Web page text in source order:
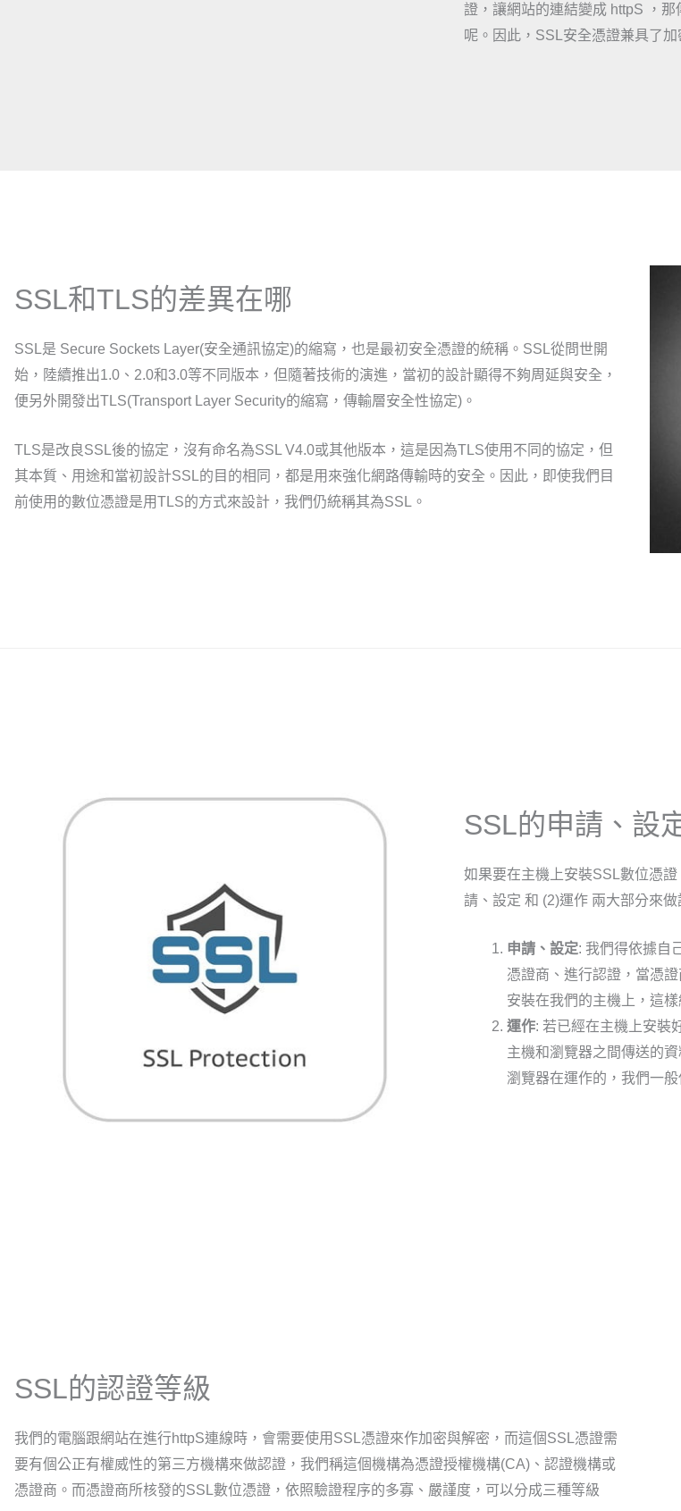
證，讓網站的連結變成 httpS ，
呢。因此，SSL安全憑證兼具了
SSL和TLS的差異在哪
SSL是 Secure Sockets Layer(安全通訊協定)的縮寫，也是最初安全憑證的統稱。SSL從問世開
始，陸續推出1.0、2.0和3.0等不同版本，但隨著技術的演進，當初的設計顯得不夠周延與安全，
便另外開發出TLS(Transport Layer Security的縮寫，傳輸層安全性協定)。
TLS是改良SSL後的協定，沒有命名為SSL V4.0或其他版本，這是因為TLS使用不同的協定，但
其本質、用途和當初設計SSL的目的相同，都是用來強化網路傳輸時的安全。因此，即使我們目
前使用的數位憑證是用TLS的方式來設計，我們仍統稱其為SSL。
SSL的申請、設
如果要在主機上安裝SSL數位憑
請、設定 和 (2)運作 兩大部分來做
申請、設定: 我們得依據自
憑證商、進行認證，當憑
安裝在我們的主機上，這
運作: 若已經在主機上安裝
主機和瀏覽器之間傳送的
瀏覽器在運作的，我們一
SSL的認證等級
我們的電腦跟網站在進行httpS連線時，會需要使用SSL憑證來作加密與解密，而這個SSL憑證需
要有個公正有權威性的第三方機構來做認證，我們稱這個機構為憑證授權機構(CA)、認證機構或
憑證商。而憑證商所核發的SSL數位憑證，依照驗證程序的多寡、嚴謹度，可以分成三種等級